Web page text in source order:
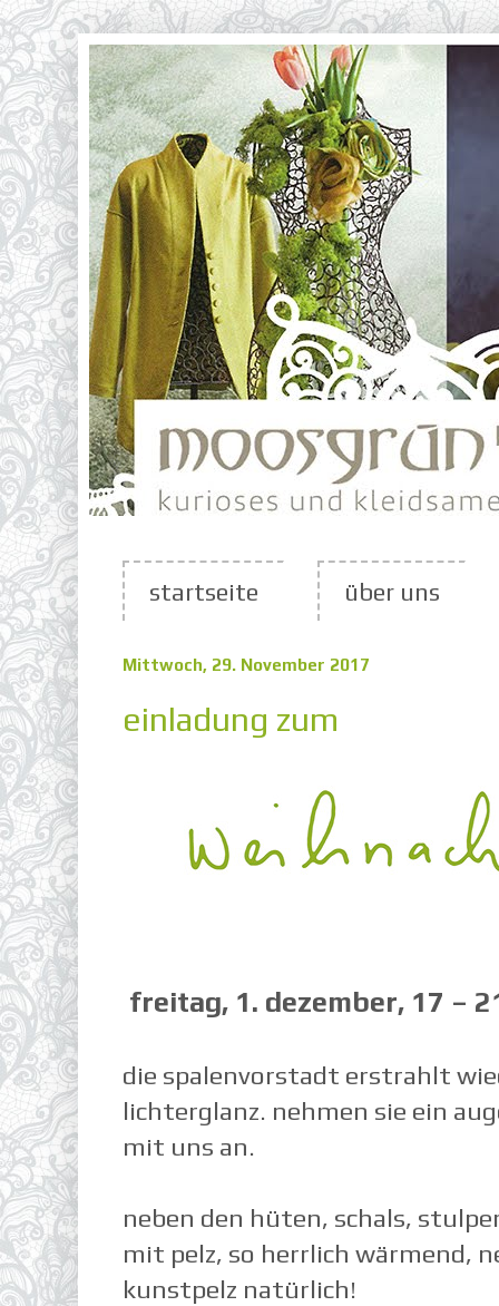
startseite über uns
Mittwoch, 29. November 2017
einladung zum
freitag, 1. dezember, 17 –
die spalenvorstadt erstrahlt
lichterglanz. nehmen sie ein
mit uns an.
neben den hüten, schals,
mit pelz, so herrlich wärmend,
kunstpelz natürlich!